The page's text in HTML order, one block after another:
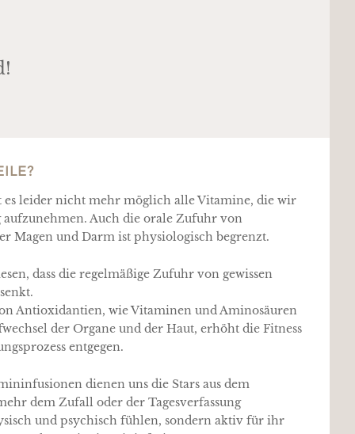
es leider nicht mehr möglich alle Vitamine, die wir
Auch die orale Zufuhr von
Magen und Darm ist physiologisch begrenzt.
dass die regelmäßige Zufuhr von gewissen
Antioxidantien, wie Vitaminen und Aminosäuren
der Organe und der Haut, erhöht die Fitness
entgegen.
dienen uns die Stars aus dem
dem Zufall oder der Tagesverfassung
und psychisch fühlen, sondern aktiv für ihr